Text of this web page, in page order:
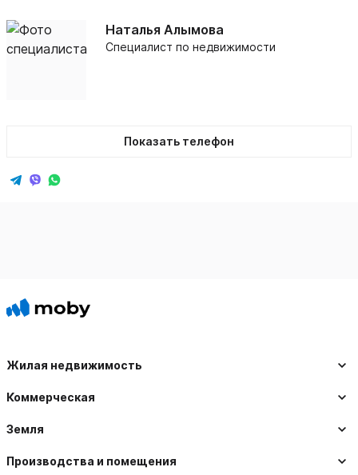
Наталья Алымова
Специалист по недвижимости
Показать телефон
Жилая недвижимость
Коммерческая
Земля
Производства и помещения